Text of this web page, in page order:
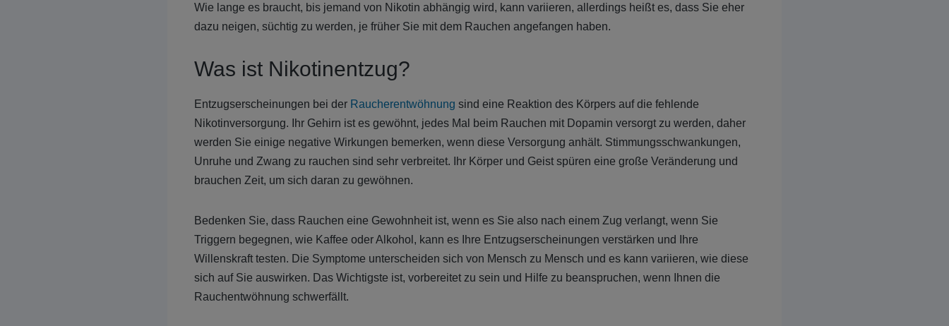
Wie lange es braucht, bis jemand von Nikotin abhängig wird, kann variieren, allerdings heißt es, dass Sie eher
dazu neigen, süchtig zu werden, je früher Sie mit dem Rauchen angefangen haben.
Was ist Nikotinentzug?
Entzugserscheinungen bei der Raucherentwöhnung sind eine Reaktion des Körpers auf die fehlende
Nikotinversorgung. Ihr Gehirn ist es gewöhnt, jedes Mal beim Rauchen mit Dopamin versorgt zu werden, daher
werden Sie einige negative Wirkungen bemerken, wenn diese Versorgung anhält. Stimmungsschwankungen,
Unruhe und Zwang zu rauchen sind sehr verbreitet. Ihr Körper und Geist spüren eine große Veränderung und
brauchen Zeit, um sich daran zu gewöhnen.
Bedenken Sie, dass Rauchen eine Gewohnheit ist, wenn es Sie also nach einem Zug verlangt, wenn Sie
Triggern begegnen, wie Kaffee oder Alkohol, kann es Ihre Entzugserscheinungen verstärken und Ihre
Willenskraft testen. Die Symptome unterscheiden sich von Mensch zu Mensch und es kann variieren, wie diese
sich auf Sie auswirken. Das Wichtigste ist, vorbereitet zu sein und Hilfe zu beanspruchen, wenn Ihnen die
Rauchentwöhnung schwerfällt.